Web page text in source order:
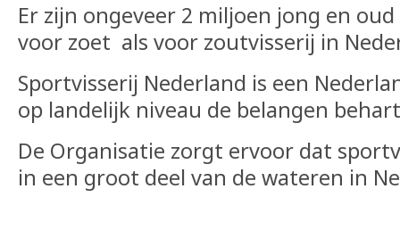
Er zijn ongeveer 2 miljoen jong en
voor zoet als voor zoutvisserij in
Sportvisserij Nederland is een
op landelijk niveau de belangen
De Organisatie zorgt ervoor dat
in een groot deel van de wateren in